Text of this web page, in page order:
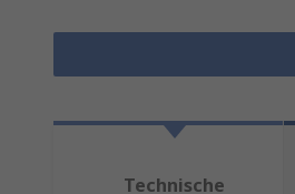
Technische